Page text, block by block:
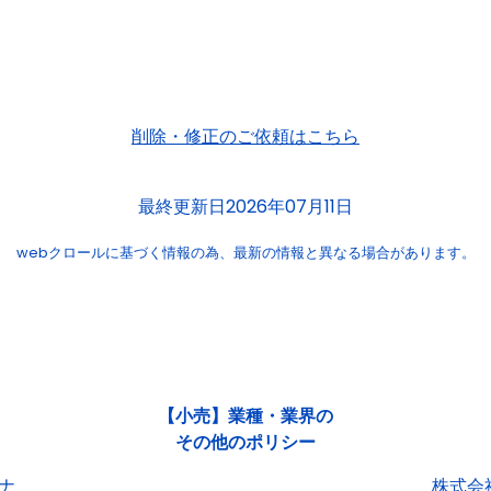
削除・修正のご依頼はこちら
最終更新日2026年07月11日
webクロールに基づく情報の為、 最新の情報と異なる場合があります。
【小売】業種・業界の
その他のポリシー